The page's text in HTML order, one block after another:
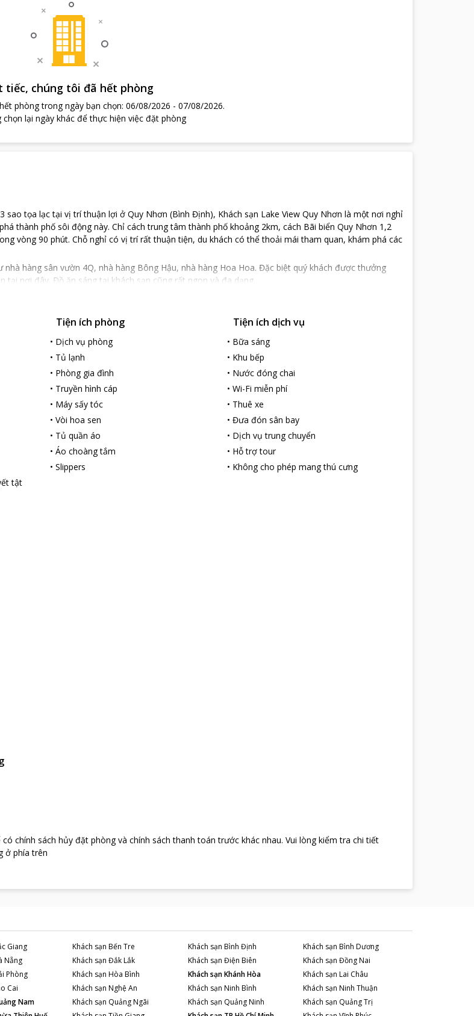
tiếc, chúng tôi đã hết phòng
phòng trong ngày bạn chọn: 06/08/2026 - 07/08/2026.
chọn lại ngày khác để thực hiện việc đặt phòng
sao tọa lạc tại vị trí thuận lợi ở Quy Nhơn (Bình Định), Khách sạn Lake View Quy Nhơn là một nơi nghỉ
thành phố sôi động này. Chỉ cách trung tâm thành phố khoảng 2km, cách Bãi biển Quy Nhơn 1,2
vòng 90 phút. Chỗ nghỉ có vị trí rất thuận tiện, du khách có thể thoải mái tham quan, khám phá các
nhà hàng sân vườn 4Q, nhà hàng Bông Hậu, nhà hàng Hoa Hoa. Đặc biệt quý khách được thưởng
tại nơi đây. Đồ ăn sáng tại khách sạn cũng rất ngon và đa dạng.
sạn Lake View Quy Nhơn cung cấp đảm bảo sẽ mang lại cho du khách một kỳ nghỉ vừa ý nhất. Chỗ
vệ 24 giờ.
tượng: doanh nhân, gia đình, nhóm bạn bè, cặp đôi, du lịch 1 mình.
đến cho du khách sự thoải mái tối đa. Mọi phòng nghỉ đều được trang bị tiện nghi chu đáo,
thoải mái không gì sánh được. Chỗ nghỉ cung cấp nhiều hoạt động giải trí đa dạng, bao gồm bồn tắm
lý do để đến Quy Nhơn (Bình Định) là gì đi nữa, Khách sạn Lake View Quy Nhơn vẫn là một điểm
đầy háo hức và thú vị.
là 12:30 ngày kế tiếp.
tật
Tiện ích phòng
• Dịch vụ phòng
• Tủ lạnh
• Phòng gia đình
• Truyền hình cáp
• Máy sấy tóc
•Vòi hoa sen
• Tủ quần áo
•Áo choàng tắm
•Slippers
Tiện ích dịch vụ
• Bữa sáng
• Khu bếp
• Nước đóng chai
• Wi-Fi miễn phí
• Thuê xe
• Đưa đón sân bay
• Dịch vụ trung chuyển
• Hỗ trợ tour
• Không cho phép mang thú cưng
chính sách hủy đặt phòng và chính sách thanh toán trước khác nhau. Vui lòng kiểm tra chi tiết
ở phía trên
Giang Khách sạn Bến Tre Khách sạn Bình Định Khách sạn Bình Dương
Nẵng Khách sạn Đắk Lắk Khách sạn Điện Biên Khách sạn Đồng Nai
Phòng Khách sạn Hòa Bình Khách sạnKhánh Hòa Khách sạn Lai Châu
Cai Khách sạn Nghệ An Khách sạn Ninh Bình Khách sạn Ninh Thuận
Nam Khách sạn Quảng Ngãi Khách sạn Quảng Ninh Khách sạn Quảng Trị